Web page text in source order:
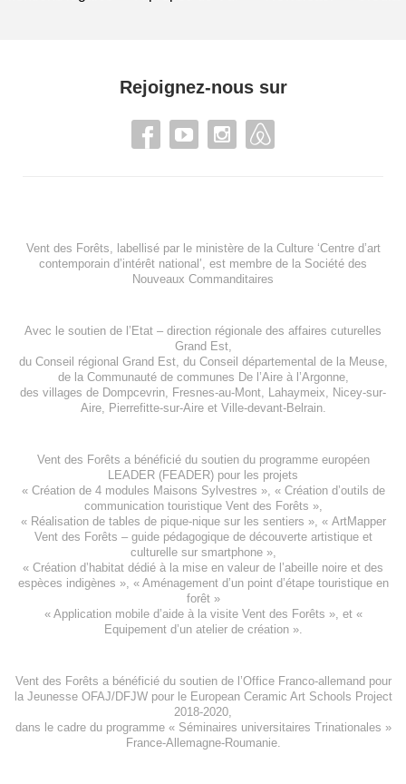
Rejoignez-nous sur
Vent des Forêts, labellisé par le ministère de la Culture ‘Centre d’art
contemporain d’intérêt national’, est membre de la Société des
Nouveaux Commanditaires
Avec le soutien de l’Etat – direction régionale des affaires cuturelles
Grand Est,
du Conseil régional Grand Est, du Conseil départemental de la Meuse,
de la Communauté de communes De l’Aire à l’Argonne,
des villages de Dompcevrin Fresnes-au-Mont Lahaymeix
Nicey-sur-
Aire, Pierrefitte-sur-Aireet Ville-devant-Belrain.
Vent des Forêts a bénéficié du soutien du programme européen
LEADER (FEADER) pour les projets
« Création de 4 modules Maisons Sylvestres », « Création d’outils de
communication touristique Vent des Forêts »,
« Réalisation de tables de pique-nique sur les sentiers », « ArtMapper
Vent des Forêts – guide pédagogique de découverte artistique et
culturelle sur smartphone »,
« Création d’habitat dédié à la mise en valeur de l’abeille noire et des
espèces indigènes », « Aménagement d’un point d’étape touristique en
forêt»
« Application mobile d’aide à la visite Vent des Forêts », et «
Equipement d’un atelier de création».
Vent des Forêts a bénéficié du soutien de l’Office Franco-allemand pour
la Jeunesse OFAJ/DFJWpour leEuropean Ceramic Art Schools Project
2018-2020
dans le cadre du programme « Séminaires universitaires Trinationales »
France-Allemagne-Roumanie.